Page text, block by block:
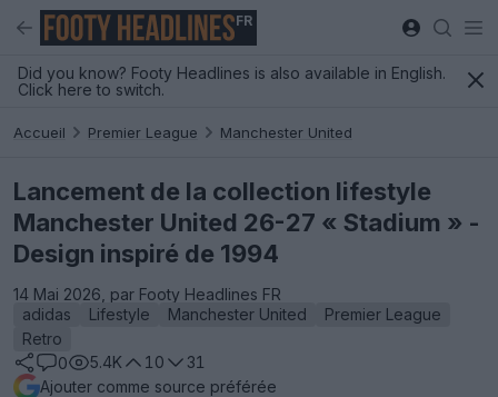
FR
Did you know? Footy Headlines is also available in English.
Click here to switch.
Accueil Premier League Manchester United
Lancement de la collection lifestyle
Manchester United 26-27 « Stadium » -
Design inspiré de 1994
14 Mai 2026, par Footy Headlines FR
adidas
Lifestyle Manchester United
Premier League
Retro
0
5.4K 10
31
Ajouter comme source préférée